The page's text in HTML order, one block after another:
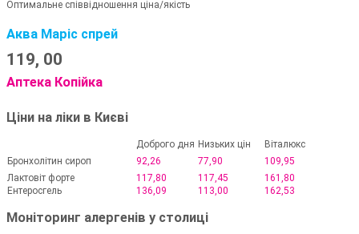
Оптимальне співвідношення ціна/якість
Аква Маріс спрей
119, 00
Аптека Копійка
Ціни на ліки в Києві
Доброго дня Низьких цін
Віталюкс
Бронхолітин сироп
92,26 77,90
109,95
Лактовіт форте
117,80 117,45
161,80
Ентеросгель
136,09 113,00 162,53
Моніторинг алергенів у столиці